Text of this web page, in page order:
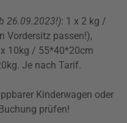
26.09.2023!): 1 x 2 kg /
Vordersitz passen!),
10kg / 55*40*20cm
Je nach Tarif.
Kinderwagen oder
prüfen!